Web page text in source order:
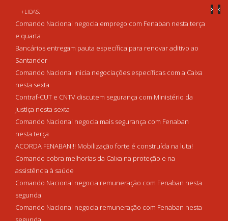
+LIDAS:
Comando Nacional negocia emprego com Fenaban nesta terça
e quarta
Bancários entregam pauta específica para renovar aditivo ao
Santander
Comando Nacional inicia negociações específicas com a Caixa
nesta sexta
Contraf-CUT e CNTV discutem segurança com Ministério da
Justiça nesta sexta
Comando Nacional negocia mais segurança com Fenaban
nesta terça
ACORDA FENABAN!!! Mobilização forte é construída na luta!
Comando cobra melhorias da Caixa na proteção e na
assistência à saúde
Comando Nacional negocia remuneração com Fenaban nesta
segunda
Comando Nacional negocia remuneração com Fenaban nesta